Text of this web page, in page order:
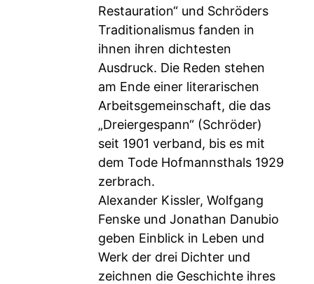
Restauration“ und Schröders
Traditionalismus fanden in
ihnen ihren dichtesten
Ausdruck. Die Reden stehen
am Ende einer literarischen
Arbeitsgemeinschaft, die das
„Dreiergespann“ (Schröder)
seit 1901 verband, bis es mit
dem Tode Hofmannsthals 1929
zerbrach.
Alexander Kissler, Wolfgang
Fenske und Jonathan Danubio
geben Einblick in Leben und
Werk der drei Dichter und
zeichnen die Geschichte ihres